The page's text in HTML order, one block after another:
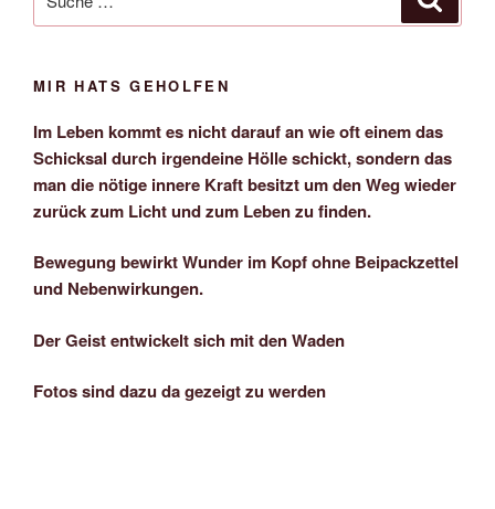
nach:
MIR HATS GEHOLFEN
Im Leben kommt es nicht darauf an wie oft einem das
Schicksal durch irgendeine Hölle schickt, sondern das
man die nötige innere Kraft besitzt um den Weg wieder
zurück zum Licht und zum Leben zu finden.
Bewegung bewirkt Wunder im Kopf ohne Beipackzettel
und Nebenwirkungen.
Der Geist entwickelt sich mit den Waden
Fotos sind dazu da gezeigt zu werden